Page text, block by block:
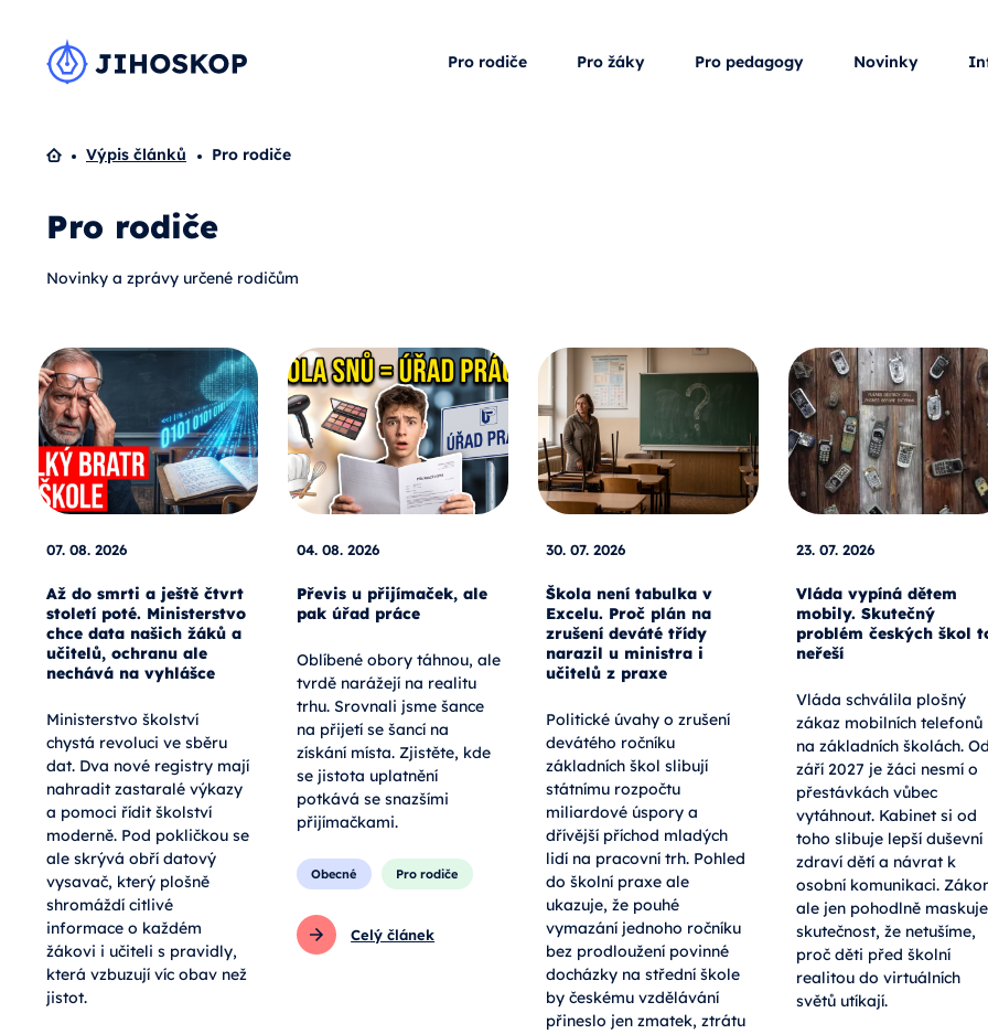
Pro rodiče Pro žáky Pro pedagogy Novinky
Domů
Výpis článků Pro rodiče
Pro rodiče
Novinky a zprávy určené rodičům
07. 08. 2026
Až do smrti a ještě čtvrt
století poté. Ministerstvo
chce data našich žáků a
učitelů, ochranu ale
nechává na vyhlášce
Ministerstvo školství
chystá revoluci ve sběru
dat. Dva nové registry mají
nahradit zastaralé výkazy
a pomoci řídit školství
moderně. Pod pokličkou se
ale skrývá obří datový
vysavač, který plošně
shromáždí citlivé
informace o každém
žákovi i učiteli s pravidly,
která vzbuzují víc obav než
jistot.
04. 08. 2026
Převis u přijímaček, ale
pak úřad práce
Oblíbené obory táhnou, ale
tvrdě narážejí na realitu
trhu. Srovnali jsme šance
na přijetí se šancí na
získání místa. Zjistěte, kde
se jistota uplatnění
potkává se snazšími
přijímačkami.
Obecné Pro rodiče
Celý článek
30. 07. 2026
Škola není tabulka v
Excelu. Proč plán na
zrušení deváté třídy
narazil u ministra i
učitelů z praxe
Politické úvahy o zrušení
devátého ročníku
základních škol slibují
státnímu rozpočtu
miliardové úspory a
dřívější příchod mladých
lidí na pracovní trh. Pohled
do školní praxe ale
ukazuje, že pouhé
vymazání jednoho ročníku
bez prodloužení povinné
docházky na střední škole
by českému vzdělávání
přineslo jen zmatek, ztrátu
23. 07. 2026
Vláda vypíná dětem
mobily. Skutečný
problém českých škol
neřeší
Vláda schválila plošný
zákaz mobilních telefonů
na základních školách. Od
září 2027 je žáci nesmí o
přestávkách vůbec
vytáhnout. Kabinet si od
toho slibuje lepší duševní
zdraví dětí a návrat k
osobní komunikaci.
ale jen pohodlně maskuje
skutečnost, že netušíme,
proč děti před školní
realitou do virtuálních
světů utíkají.